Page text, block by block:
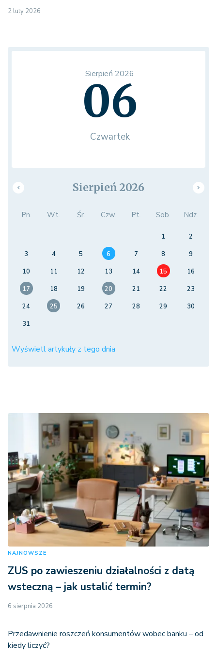
2 luty 2026
Sierpień 2026
06
Czwartek
Sierpień 2026
Pn. Wt. Śr. Czw. Pt. Sob. Ndz.
1
2
3
4 5 6 7 8
9
10
11 12 13 14 15
16
17
18 19 20 21 22
23
24
25 26 27 28 29
30
31
Wyświetl artykuły z tego dnia
NAJNOWSZE
ZUS po zawieszeniu działalności z datą
wsteczną – jak ustalić termin?
6 sierpnia 2026
Przedawnienie roszczeń konsumentów wobec banku – od
kiedy liczyć?